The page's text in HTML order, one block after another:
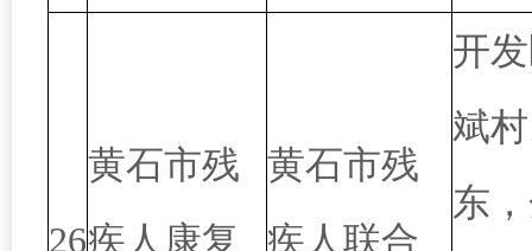
26
黄石市残
疾人康复
黄石市残
疾人联合
开
斌
东